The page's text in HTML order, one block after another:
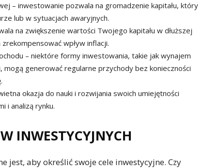
– inwestowanie pozwala na gromadzenie kapitału, który
lub w sytuacjach awaryjnych.
na zwiększenie wartości Twojego kapitału w dłuższej
wpływ inflacji.
– niektóre formy inwestowania, takie jak wynajem
mogą generować regularne przychody bez konieczności
okazja do nauki i rozwijania swoich umiejętności
i analizą rynku.
INWESTYCYJNYCH
jest, aby określić swoje cele inwestycyjne. Czy